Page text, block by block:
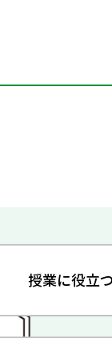
授業に役立